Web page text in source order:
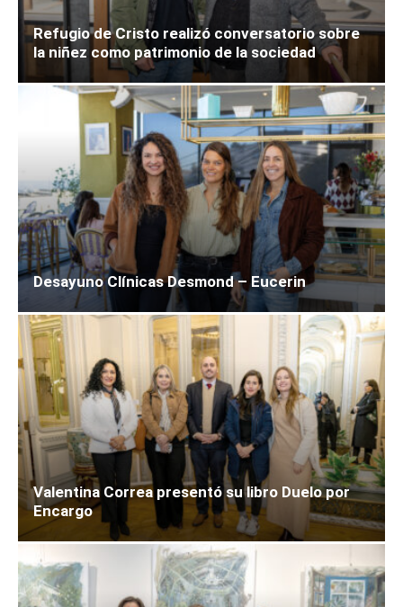
Refugio de Cristo realizó conversatorio sobre
la niñez como patrimonio de la sociedad
Desayuno Clínicas Desmond – Eucerin
Valentina Correa presentó su libro Duelo por
Encargo